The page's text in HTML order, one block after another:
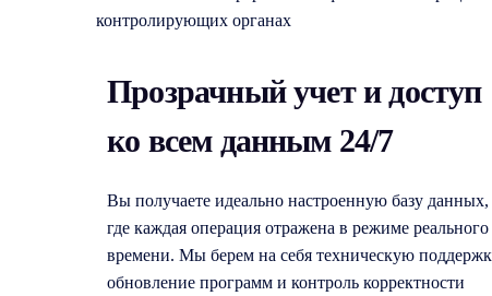
контролирующих органах
Прозрачный учет и доступ
ко всем данным 24/7
Вы получаете идеально настроенную базу данных,
где каждая операция отражена в режиме реального
времени. Мы берем на себя техническую
обновление программ и контроль корректности